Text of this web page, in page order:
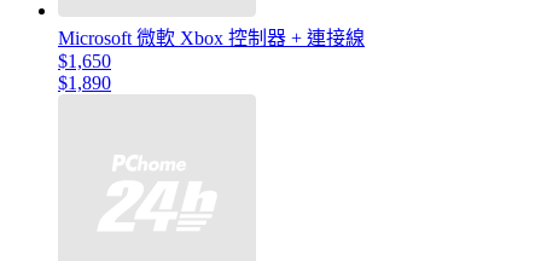
Microsoft 微軟 Xbox 控制器 + 連接線
$1,650
$1,890